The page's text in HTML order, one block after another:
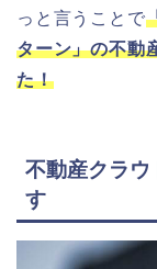
っと言うことで
ターン」の不動
た！
不動産クラ
す